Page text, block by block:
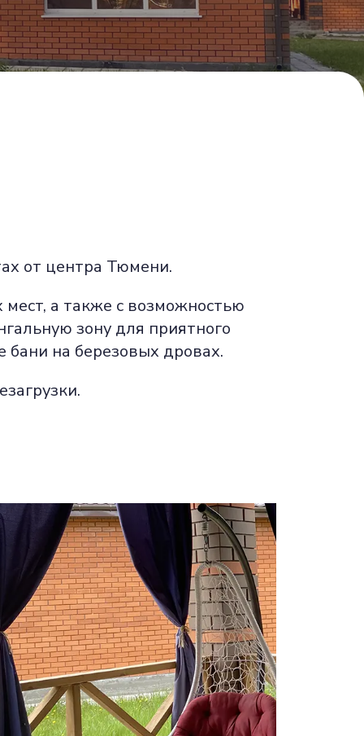
от центра Тюмени.
а также с возможностью
зону для приятного
бани на березовых дровах.